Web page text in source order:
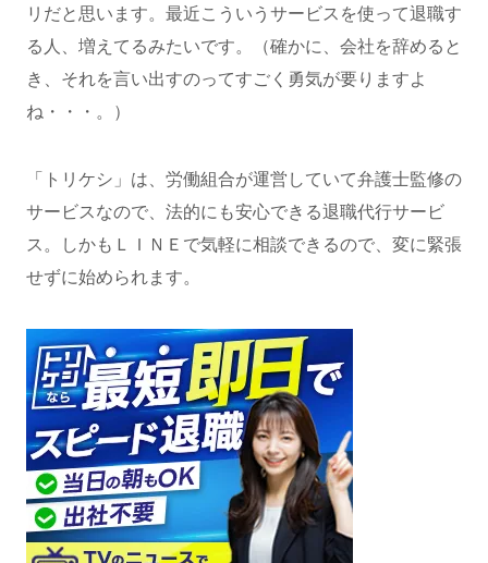
リだと思います。最近こういうサービスを使って退職す
る人、増えてるみたいです。（確かに、会社を辞めると
き、それを言い出すのってすごく勇気が要りますよ
ね・・・。）
「トリケシ」は、労働組合が運営していて弁護士監修の
サービスなので、法的にも安心できる退職代行サービ
ス。しかもＬＩＮＥで気軽に相談できるので、変に緊張
せずに始められます。